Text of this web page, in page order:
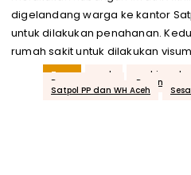
digelandang warga ke kantor
untuk dilakukan penahanan.
rumah sakit untuk dilakukan
Tags aceh
Pasangan gay Pasangan
Satpol PP dan WH Aceh